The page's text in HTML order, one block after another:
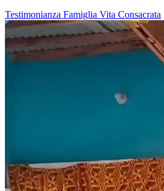
Testimonianza Famiglia Vita Consacrata